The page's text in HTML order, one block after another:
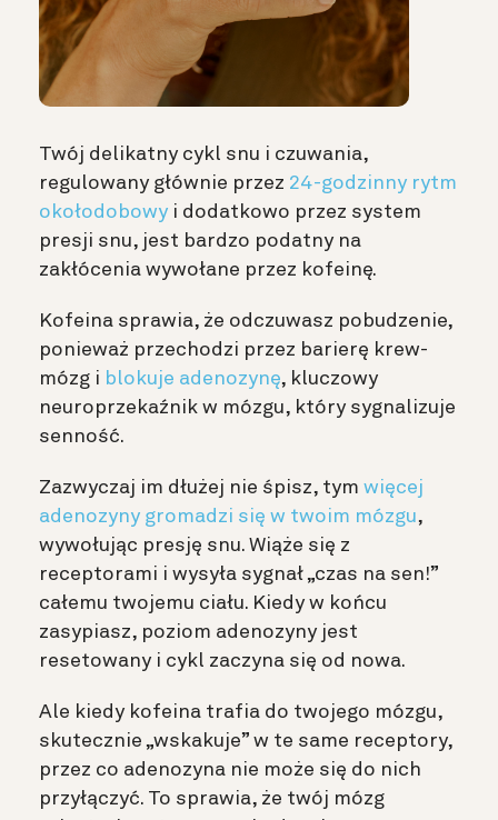
Twój delikatny cykl snu i czuwania,
regulowany głównie przez 24-godzinny rytm
okołodobowy i dodatkowo przez system
presji snu, jest bardzo podatny na
zakłócenia wywołane przez kofeinę.
Kofeina sprawia, że odczuwasz pobudzenie,
ponieważ przechodzi przez barierę krew-
mózg i blokuje adenozynę, kluczowy
neuroprzekaźnik w mózgu, który sygnalizuje
senność.
Zazwyczaj im dłużej nie śpisz, tym więcej
adenozyny gromadzi się w twoim mózgu,
wywołując presję snu. Wiąże się z
receptorami i wysyła sygnał „czas na sen!”
całemu twojemu ciału. Kiedy w końcu
zasypiasz, poziom adenozyny jest
resetowany i cykl zaczyna się od nowa.
Ale kiedy kofeina trafia do twojego mózgu,
skutecznie „wskakuje” w te same receptory,
przez co adenozyna nie może się do nich
przyłączyć. To sprawia, że twój mózg